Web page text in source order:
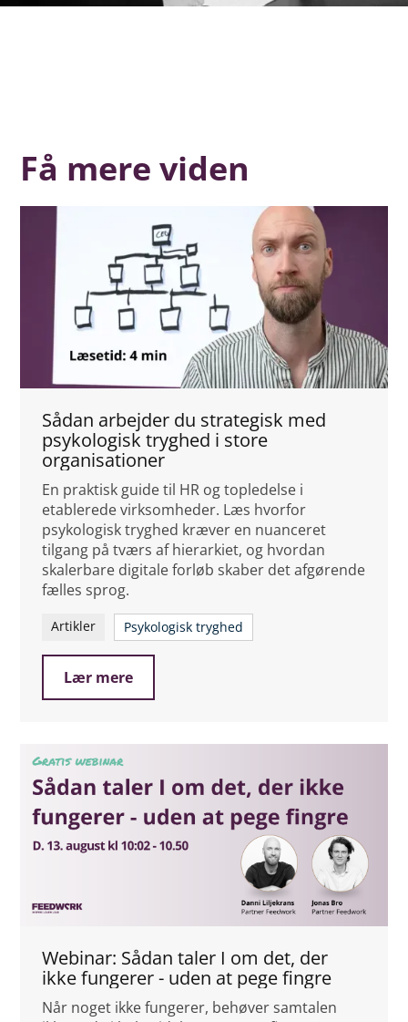
Få mere viden
Sådan arbejder du strategisk med
psykologisk tryghed i store
organisationer
En praktisk guide til HR og topledelse i
etablerede virksomheder. Læs hvorfor
psykologisk tryghed kræver en nuanceret
tilgang på tværs af hierarkiet, og hvordan
skalerbare digitale forløb skaber det afgørende
fælles sprog.
Artikler Psykologisk tryghed
Lær mere
Webinar: Sådan taler I om det, der
ikke fungerer - uden at pege fingre
Når noget ikke fungerer, behøver samtalen